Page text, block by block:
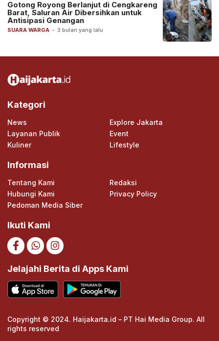
SUARA WARGA - 3 bulan yang lalu
Gotong Royong Berlanjut di Cengkareng
Barat, Saluran Air Dibersihkan untuk
Antisipasi Genangan
Kategori
News
Explore Jakarta
Layanan Publik
Event
Kuliner
Lifestyle
Informasi
Tentang Kami
Redaksi
Hubungi Kami
Privacy Policy
Pedoman Media Siber
Ikuti Kami
Jelajahi Berita di Apps Kami
Copyright © 2024. Haijakarta.id – PT Hai Media Group. All
rights reserved